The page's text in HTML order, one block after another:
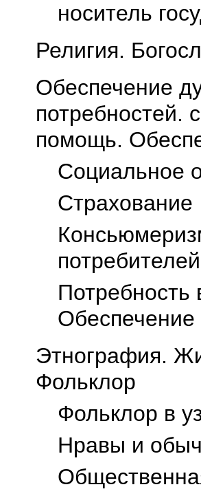
носитель
Религия.
Обеспечение
потребностей.
помощь.
Социальное
Страхование
потребителей
Этнография.
Фольклор
Фольклор в
Нравы и